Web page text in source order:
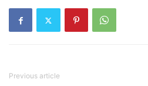
Previous article